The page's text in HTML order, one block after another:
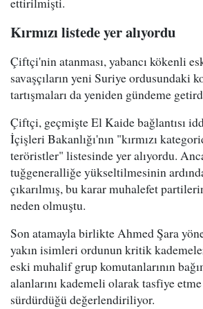
Kırmızı listede yer alıyordu
Çiftçi'nin atanması, yabancı kökenli
savaşçıların yeni Suriye ordusundaki
tartışmaları da yeniden gündeme
Çiftçi, geçmişte El Kaide bağlantısı
İçişleri Bakanlığı'nın "kırmızı
teröristler" listesinde yer alıyordu.
tuğgeneralliğe yükseltilmesinin
çıkarılmış, bu karar muhalefet
neden olmuştu.
Son atamayla birlikte Ahmed Şara
yakın isimleri ordunun kritik
eski muhalif grup komutanlarının
alanlarını kademeli olarak tasfiye
sürdürdüğü değerlendiriliyor.